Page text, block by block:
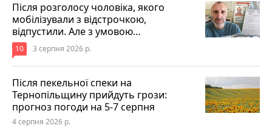
Після розголосу чоловіка, якого
мобілізували з відстрочкою,
відпустили. Але з умовою…
10 3 серпня 2026 р.
Після пекельної спеки на
Тернопільщину прийдуть грози:
прогноз погоди на 5-7 серпня
4 серпня 2026 р.